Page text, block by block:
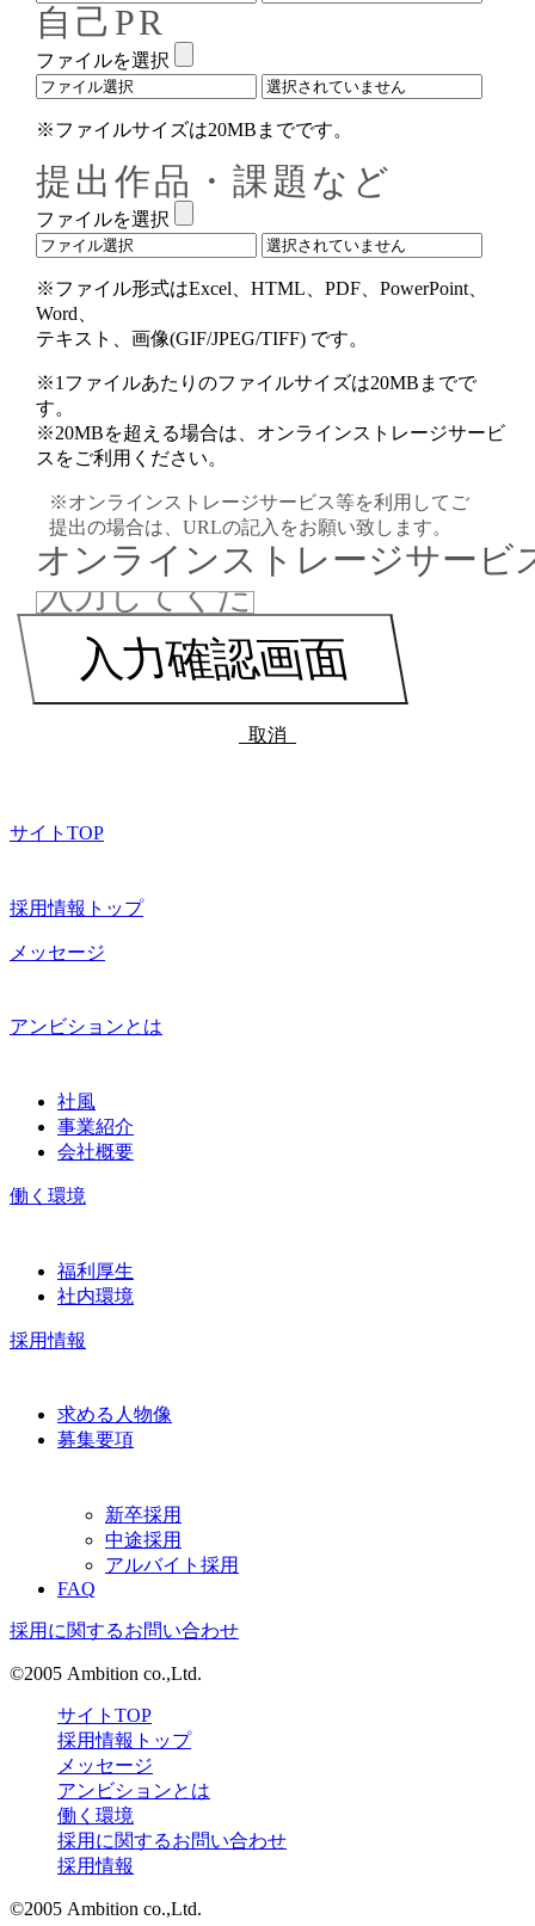
自己PR
ファイルを選択
※ファイルサイズは20MBまでです。
提出作品・課題など
ファイルを選択
※ファイル形式はExcel、HTML、PDF、PowerPoint、
Word、
テキスト、画像(GIF/JPEG/TIFF) です。
※1ファイルあたりのファイルサイズは20MBまでで
す。
※20MBを超える場合は、オンラインストレージサービ
スをご利用ください。
※オンラインストレージサービス等を利用してご
提出の場合は、URLの記入をお願い致します。
オンラインストレージサービ
取消
サイトTOP
採用情報トップ
メッセージ
アンビションとは
社風
事業紹介
会社概要
働く環境
福利厚生
社内環境
採用情報
求める人物像
募集要項
新卒採用
中途採用
アルバイト採用
FAQ
採用に関するお問い合わせ
©2005 Ambition co.,Ltd.
サイトTOP
採用情報トップ
メッセージ
アンビションとは
働く環境
採用に関するお問い合わせ
採用情報
©2005 Ambition co.,Ltd.